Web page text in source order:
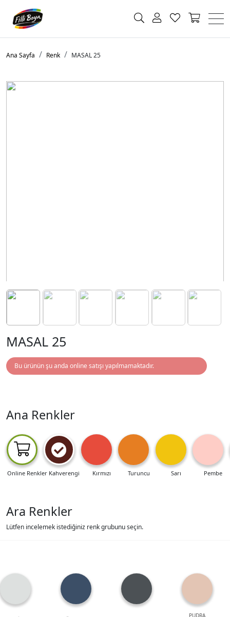
Ana Sayfa Renk MASAL 25
MASAL 25
Bu ürünün şu anda online satışı yapılmamaktadır.
Ana Renkler
Online Renkler Kahverengi Kırmızı Turuncu Sarı Pembe
Ara Renkler
Lütfen incelemek istediğiniz renk grubunu seçin.
PUDRA